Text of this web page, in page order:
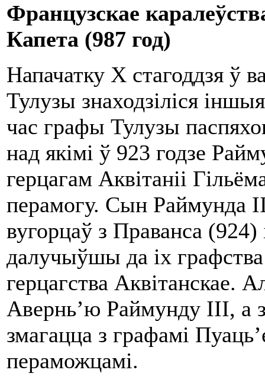
Французскае
Капета (987 год)
Напачатку X стагоддзя ў
Тулузы знаходзіліся
час графы Тулузы
над якімі ў 923 годзе
герцагам Аквітаніі
перамогу. Сын Раймунда
вугорцаў з Праванса (924)
далучыўшы да іх
герцагства Аквітанскае.
Авернь’ю Раймунду III, а
змагацца з графамі
пераможцамі.